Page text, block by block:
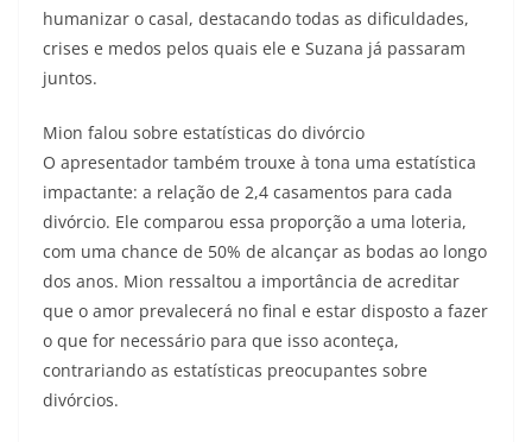
humanizar o casal, destacando todas as dificuldades,
crises e medos pelos quais ele e Suzana já passaram
juntos.
Mion falou sobre estatísticas do divórcio
O apresentador também trouxe à tona uma estatística
impactante: a relação de 2,4 casamentos para cada
divórcio. Ele comparou essa proporção a uma loteria,
com uma chance de 50% de alcançar as bodas ao longo
dos anos. Mion ressaltou a importância de acreditar
que o amor prevalecerá no final e estar disposto a fazer
o que for necessário para que isso aconteça,
contrariando as estatísticas preocupantes sobre
divórcios.